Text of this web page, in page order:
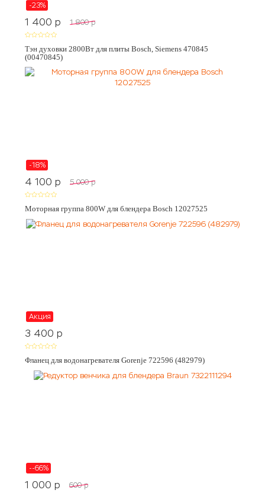
-23%
1 400 p 1 800 p
Тэн духовки 2800Вт для плиты Bosch, Siemens 470845
(00470845)
-18%
4 100 p 5 000 p
Моторная группа 800W для блендера Bosch 12027525
Акция
3 400 p
Фланец для водонагревателя Gorenje 722596 (482979)
--66%
1 000 p 600 p